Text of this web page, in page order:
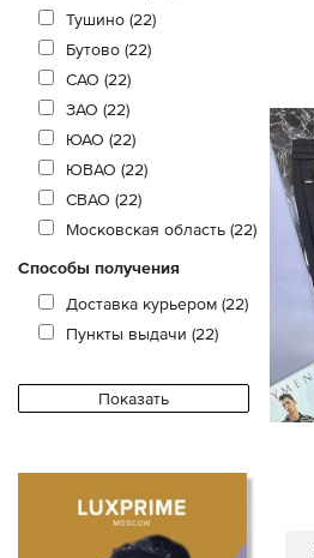
Тушино (22)
Бутово (22)
САО (22)
ЗАО (22)
ЮАО (22)
ЮВАО (22)
СВАО (22)
Московская область (22)
Способы получения
Доставка курьером (22)
Пункты выдачи (22)